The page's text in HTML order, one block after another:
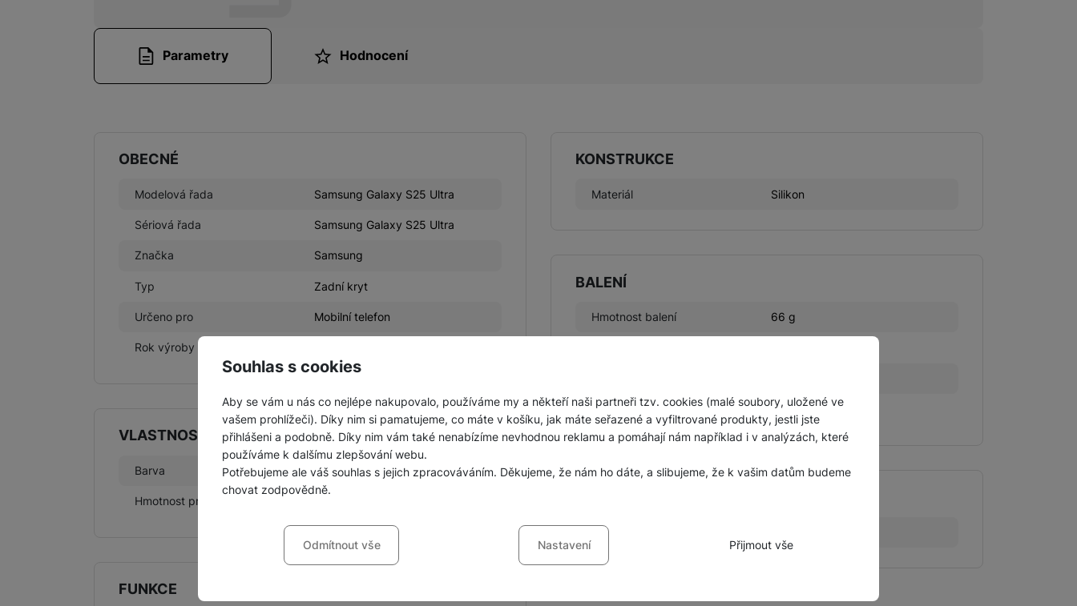
Souhlas s cookies
Aby se vám u nás co nejlépe nakupovalo, používáme my a někteří naši partneři tzv. cookies (malé soubory, uložené ve
vašem prohlížeči). Díky nim si pamatujeme, co máte v košíku, jak máte seřazené a vyfiltrované produkty, jestli jste
přihlášeni a podobně. Díky nim vám také nenabízíme nevhodnou reklamu a pomáhají nám například i v analýzách, které
používáme k dalšímu zlepšování webu.
Potřebujeme ale váš souhlas s jejich zpracováváním. Děkujeme, že nám ho dáte, a slibujeme, že k vašim datům budeme
chovat zodpovědně.
Nastavení souhlasů s kategoriemi cookies
bez těchto cookies náš web nebude fungovat
VŽDY AKTIVNÍ
Odmítnout vše Nastavení Přijmout vše
Parametry Hodnocení
OBECNÉ
Modelová řada Samsung Galaxy S25 Ultra
Sériová řada Samsung Galaxy S25 Ultra
Značka Samsung
Typ Zadní kryt
Určeno pro Mobilní telefon
Rok výroby
VLASTNOSTI
Barva Zelená
Hmotnost produktu
FUNKCE
KONSTRUKCE
Materiál Silikon
BALENÍ
Hmotnost balení 66 g
Výška balení 1,47 CM
Název výrobce